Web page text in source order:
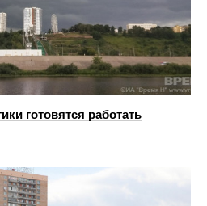
готовятся работать